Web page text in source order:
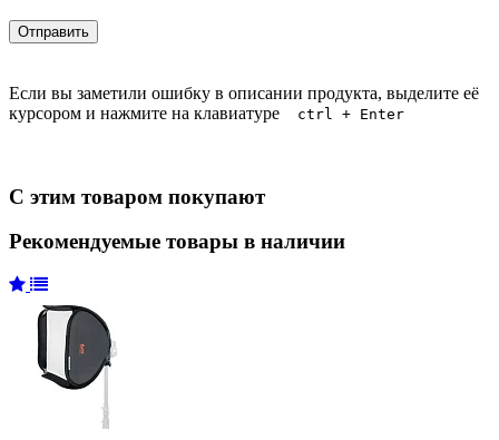
Если вы заметили ошибку в описании продукта, выделите её
курсором и нажмите на клавиатуре
ctrl + Enter
С этим товаром покупают
Рекомендуемые товары в наличии